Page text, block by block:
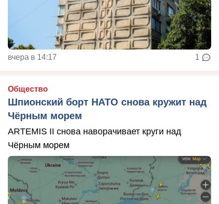
вчера в 14:17 1
Общество
Шпионский борт НАТО снова кружит над
Чёрным морем
ARTEMIS II снова наворачивает круги над
Чёрным морем